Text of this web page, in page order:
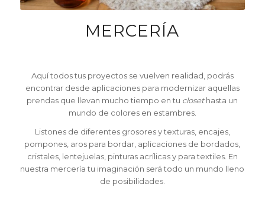
MERCERÍA
Aquí todos tus proyectos se vuelven realidad, podrás
encontrar desde aplicaciones para modernizar aquellas
prendas que llevan mucho tiempo en tu closethasta un
mundo de colores en estambres.
Listones de diferentes grosores y texturas, encajes,
pompones, aros para bordar, aplicaciones de bordados,
cristales, lentejuelas, pinturas acrílicas y para textiles. En
nuestra mercería tu imaginación será todo un mundo lleno
de posibilidades.